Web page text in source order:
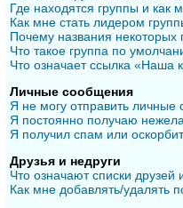
Где находятся группы и как
Как мне стать лидером
Почему названия
Что такое группа по
Что означает ссылка «Наша
Личные сообщения
Я не могу отправить личные
Я постоянно получаю
Я получил спам или
Друзья и недруги
Что означают списки друзей
Как мне добавлять/удалять